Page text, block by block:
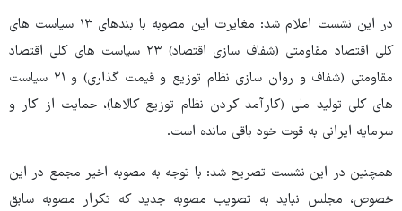
در این نشست اعلام شد: مغایرت این مصوبه با بندهای ۱۳ سیاست های
کلی اقتصاد مقاومتی (شفاف سازی اقتصاد) ۲۳ سیاست های کلی اقتصاد
مقاومتی (شفاف و روان سازی نظام توزیع و قیمت گذاری) و ۲۱ سیاست
های کلی تولید ملی (کارآمد کردن نظام توزیع کالاها)، حمایت از کار و
سرمایه ایرانی به قوت خود باقی مانده است.
همچنین در این نشست تصریح شد: با توجه به مصوبه اخیر مجمع در این
خصوص، مجلس نباید به تصویب مصوبه جدید که تکرار مصوبه سابق